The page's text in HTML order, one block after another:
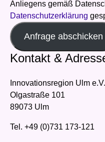
Anliegens gemäß
Datenschutzerklärung
Anfrage abschicken
Kontakt &
Innovationsregion Ulm
Olgastraße 101
89073 Ulm
Tel. +49 (0)731 173-121